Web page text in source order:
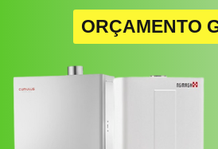
ORÇAMENTO